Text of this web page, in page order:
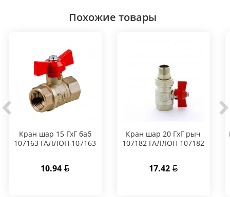
Похожие товары
Кран шар 15 ГхГ баб
107163 ГАЛЛОП 107163
10.94
Кран шар 20 ГхГ рыч
107182 ГАЛЛОП 107182
17.42